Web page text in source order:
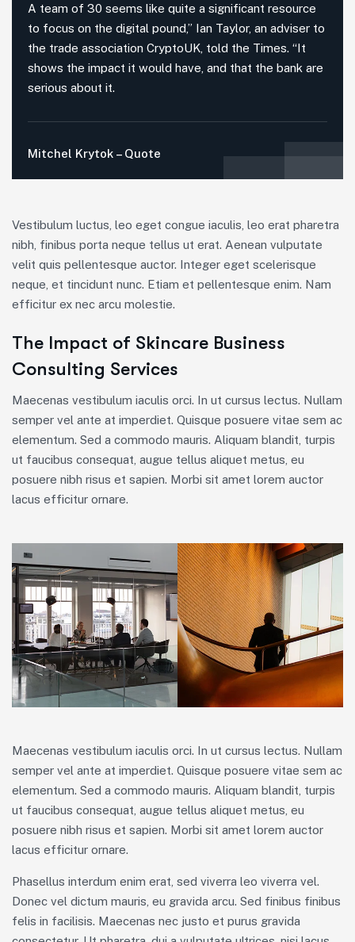
A team of 30 seems like quite a significant resource
to focus on the digital pound,” Ian Taylor, an adviser to
the trade association CryptoUK, told the Times. “It
shows the impact it would have, and that the bank are
serious about it.
Mitchel Krytok – Quote
Vestibulum luctus, leo eget congue iaculis, leo erat pharetra
nibh, finibus porta neque tellus ut erat. Aenean vulputate
velit quis pellentesque auctor. Integer eget scelerisque
neque, et tincidunt nunc. Etiam et pellentesque enim. Nam
efficitur ex nec arcu molestie.
The Impact of Skincare Business
Consulting Services
Maecenas vestibulum iaculis orci. In ut cursus lectus. Nullam
semper vel ante at imperdiet. Quisque posuere vitae sem ac
elementum. Sed a commodo mauris. Aliquam blandit, turpis
ut faucibus consequat, augue tellus aliquet metus, eu
posuere nibh risus et sapien. Morbi sit amet lorem auctor
lacus efficitur ornare.
Maecenas vestibulum iaculis orci. In ut cursus lectus. Nullam
semper vel ante at imperdiet. Quisque posuere vitae sem ac
elementum. Sed a commodo mauris. Aliquam blandit, turpis
ut faucibus consequat, augue tellus aliquet metus, eu
posuere nibh risus et sapien. Morbi sit amet lorem auctor
lacus efficitur ornare.
Phasellus interdum enim erat, sed viverra leo viverra vel.
Donec vel dictum mauris, eu gravida arcu. Sed finibus finibus
felis in facilisis. Maecenas nec justo et purus gravida